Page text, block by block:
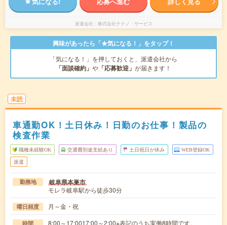
派遣会社 株式会社テクノ・サービス
興味があったら「★気になる！」をタップ！
「気になる！」を押しておくと、派遣会社から
「面談確約」 や 「応募歓迎」 が届きます！
未読
車通勤OK！土日休み！日勤のお仕事！製品の
検査作業
職種未経験OK 交通費別途支給あり 土日祝日が休み WEB登録OK
派遣
勤務地 岐阜県本巣市
モレラ岐阜駅から徒歩30分
曜日頻度 月～金・祝
時間 8:00～17:0017:00～2:00※表記のうち実働8時間です。